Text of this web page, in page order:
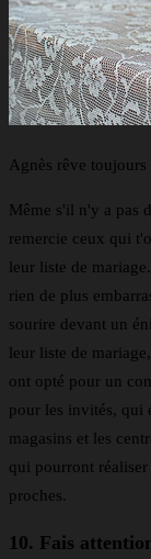
Agnès rêve toujours
Même s'il n'y a pas
remercie ceux qui
leur liste de
rien de plus
sourire devant un
leur liste de
ont opté pour un
pour les invités, qui
magasins et les
qui pourront
proches.
10. Fais